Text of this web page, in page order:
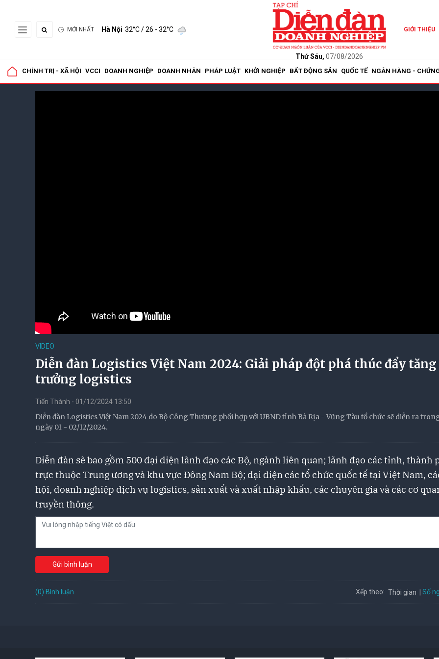
MỚI NHẤT Hà Nội 32°C/ 26 - 32°C
Thứ Sáu, 07/08/2026
GIỚI THIỆU
CHÍNH TRỊ - XÃ HỘI VCCI DOANH NGHIỆP DOANH NHÂN PHÁP LUẬT KHỞI NGHIỆP BẤT ĐỘNG SẢN QUỐC TẾ NGÂN HÀNG -
VIDEO
Diễn đàn Logistics Việt Nam 2024: Giải pháp đột phá thúc đẩy tăng
trưởng logistics
Tiến Thành - 01/12/2024 13:50
Diễn đàn Logistics Việt Nam 2024 do Bộ Công Thương phối hợp với UBND tỉnh Bà Rịa - Vũng Tàu tổ chức sẽ diễn ra
ngày 01 - 02/12/2024.
Diễn đàn sẽ bao gồm 500 đại diện lãnh đạo các Bộ, ngành liên quan; lãnh đạo các tỉnh, thành
trực thuộc Trung ương và khu vực Đông Nam Bộ; đại diện các tổ chức quốc tế tại Việt Nam,
hội, doanh nghiệp dịch vụ logistics, sản xuất và xuất nhập khẩu, các chuyên gia và các cơ
truyền thông.
Gửi bình luận
(0) Bình luận Xếp theo: Thời gian Số